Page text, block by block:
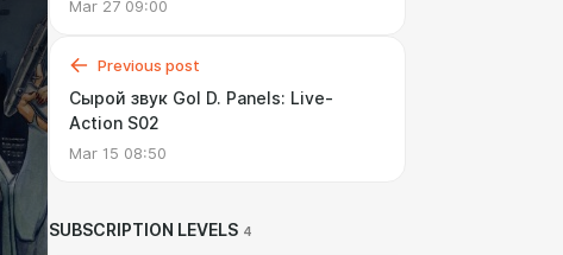
Mar 27 09:00
Previous post
Сырой звук Gol D. Panels: Live-
Action S02
Mar 15 08:50
SUBSCRIPTION LEVELS 4